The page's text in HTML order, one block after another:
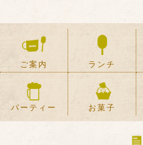
ご案内 ランチ
パーティー お菓子